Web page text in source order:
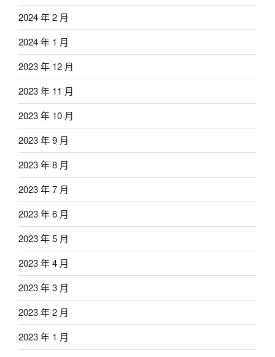
2024 年 2 月
2024 年 1 月
2023 年 12 月
2023 年 11 月
2023 年 10 月
2023 年 9 月
2023 年 8 月
2023 年 7 月
2023 年 6 月
2023 年 5 月
2023 年 4 月
2023 年 3 月
2023 年 2 月
2023 年 1 月